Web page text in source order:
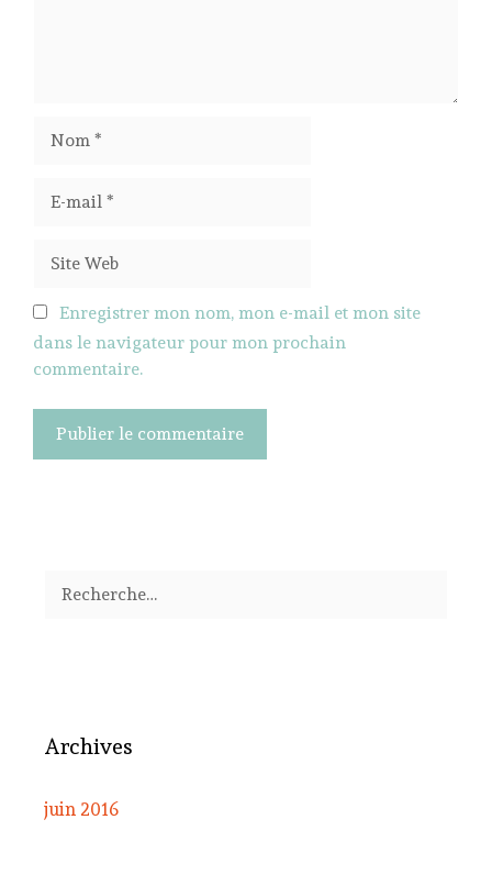
mail
Web
Enregistrer mon nom, mon e-mail et mon site
dans le navigateur pour mon prochain
commentaire.
Archives
juin 2016